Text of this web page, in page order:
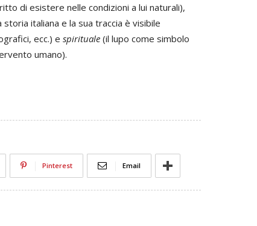
di esistere nelle condizioni a lui naturali),
italiana e la sua traccia è visibile
ecc.) e spirituale (il lupo come simbolo
umano).
Pinterest Email